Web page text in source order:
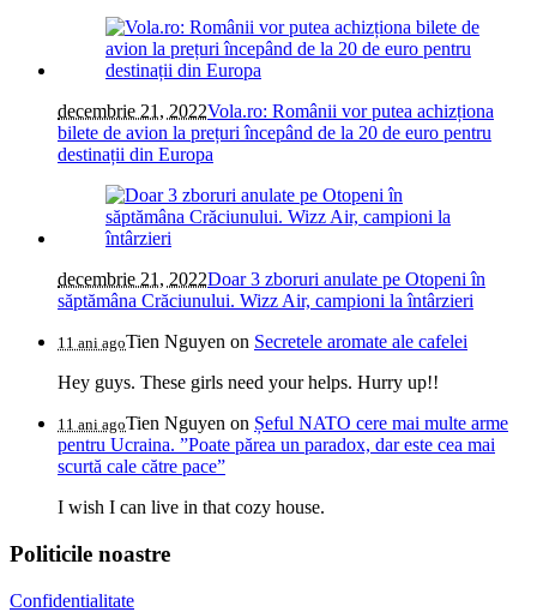
decembrie 21, 2022Vola.ro: Românii vor putea achizționa
bilete de avion la prețuri începând de la 20 de euro pentru
destinații din Europa
decembrie 21, 2022Doar 3 zboruri anulate pe Otopeni în
săptămâna Crăciunului. Wizz Air, campioni la întârzieri
11 ani agoTien Nguyen on Secretele aromate ale cafelei
Hey guys. These girls need your helps. Hurry up!!
11 ani agoTien Nguyen on Șeful NATO cere mai multe arme
pentru Ucraina. ”Poate părea un paradox, dar este cea mai
scurtă cale către pace”
I wish I can live in that cozy house.
Politicile noastre
Confidentialitate